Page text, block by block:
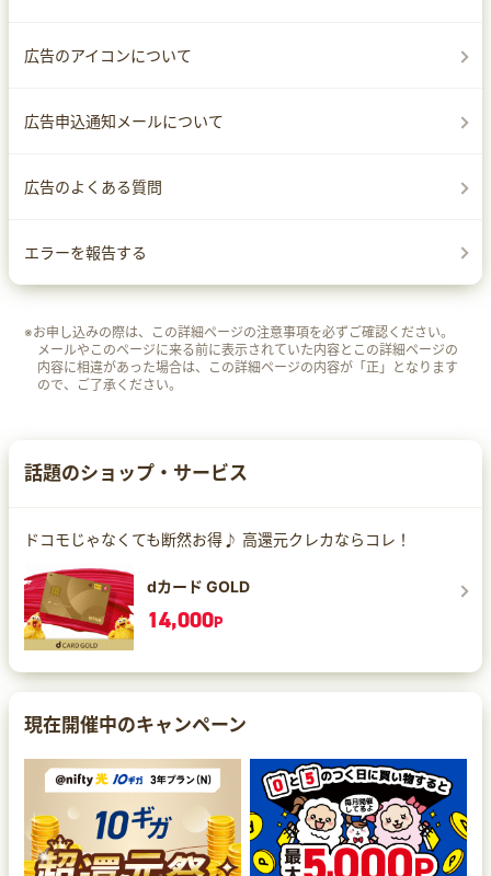
広告のアイコンについて
広告申込通知メールについて
広告のよくある質問
エラーを報告する
※お申し込みの際は、この詳細ページの注意事項を必ずご確認ください。
メールやこのページに来る前に表示されていた内容とこの詳細ページの
内容に相違があった場合は、この詳細ページの内容が「正」となります
ので、ご了承ください。
話題のショップ・サービス
ドコモじゃなくても断然お得♪ 高還元クレカならコレ！
dカード GOLD
14,000P
現在開催中のキャンペーン